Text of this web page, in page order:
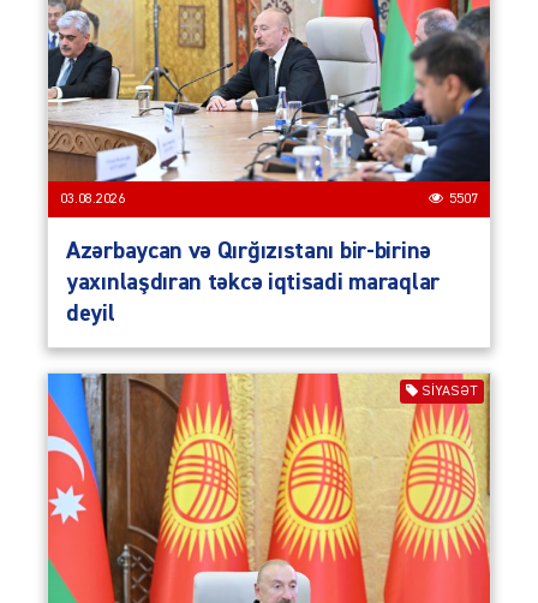
03.08.2026 5507
Azərbaycan və Qırğızıstanı bir-birinə
yaxınlaşdıran təkcə iqtisadi maraqlar
deyil
SIYASƏT